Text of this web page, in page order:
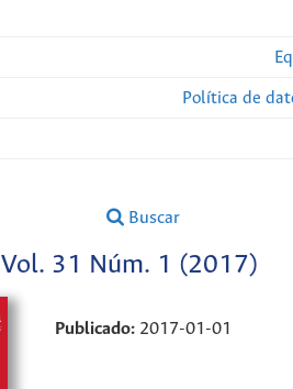
Política de
Buscar
Vol. 31 Núm. 1 (2017)
Publicado: 2017-01-01